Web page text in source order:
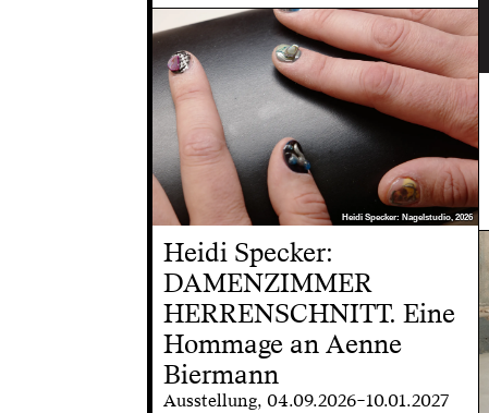
Heidi Specker: Nagelstudio, 2026
Heidi Specker: Nagelstudio, 2026
Heidi Specker:
DAMENZIMMER
HERRENSCHNITT. Eine
Hommage an Aenne
Biermann
Ausstellung, 04.09.2026–10.01.2027